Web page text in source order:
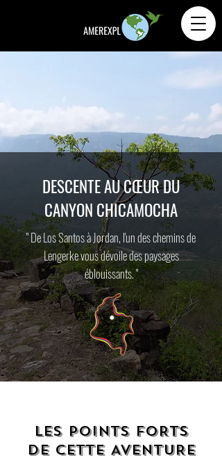
DESCENTE AU CŒUR DU
CANYON CHICAMOCHA
" De Los Santos à Jordan, l'un des chemins de
Lengerke vous dévoile des paysages
éblouissants. "
LES POINTS FORTS
DE CETTE AVENTURE